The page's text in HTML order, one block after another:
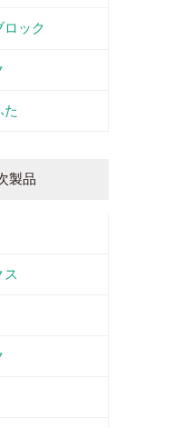
ロック
た
製品
ス